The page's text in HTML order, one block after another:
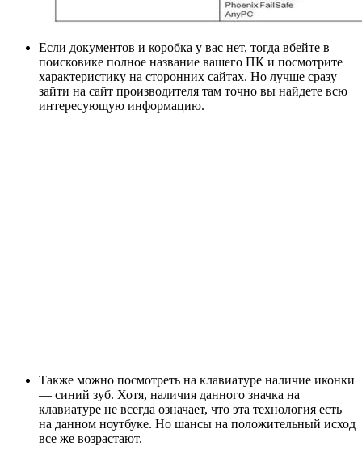
Если документов и коробка у вас нет, тогда вбейте в
поисковике полное название вашего ПК и посмотрите
характеристику на сторонних сайтах. Но лучше сразу
зайти на сайт производителя там точно вы найдете всю
интересующую информацию.
Также можно посмотреть на клавиатуре наличие иконки
— синий зуб. Хотя, наличия данного значка на
клавиатуре не всегда означает, что эта технология есть
на данном ноутбуке. Но шансы на положительный исход
все же возрастают.